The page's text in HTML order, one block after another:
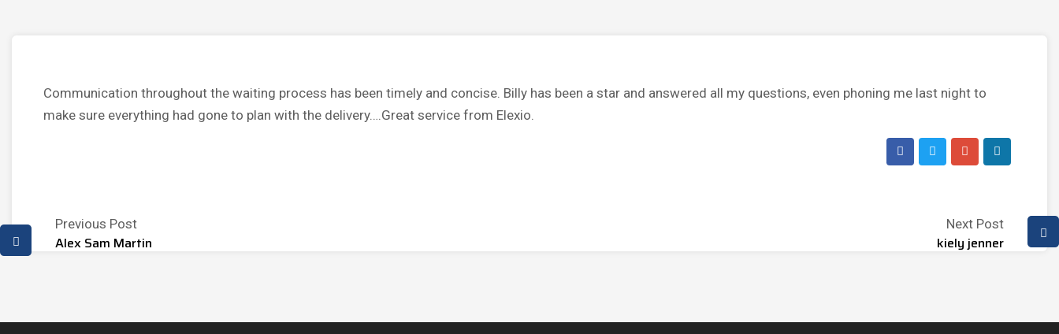
Communication throughout the waiting process has been timely and concise. Billy has been a star and answered all my questions, even phoning me last night to
make sure everything had gone to plan with the delivery….Great service from Elexio.
Previous Post
Alex Sam Martin
Next Post
kiely jenner